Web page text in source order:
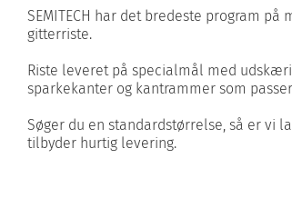
SEMITECH har det bredeste program på
gitterriste.
Riste leveret på specialmål med
sparkekanter og kantrammer som
Søger du en standardstørrelse, så er vi
tilbyder hurtig levering.